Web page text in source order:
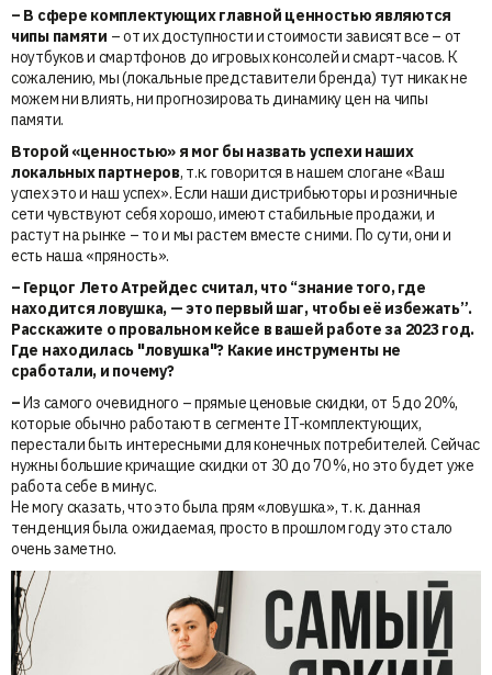
– В сфере комплектующих главной ценностью являются
чипы памяти – от их доступности и стоимости зависят все – от
ноутбуков и смартфонов до игровых консолей и смарт-часов. К
сожалению, мы (локальные представители бренда) тут никак не
можем ни влиять, ни прогнозировать динамику цен на чипы
памяти.
Второй «ценностью» я мог бы назвать успехи наших
локальных партнеров, т.к. говорится в нашем слогане «Ваш
успех это и наш успех». Если наши дистрибьюторы и розничные
сети чувствуют себя хорошо, имеют стабильные продажи, и
растут на рынке – то и мы растем вместе с ними. По сути, они и
есть наша «пряность».
– Герцог Лето Атрейдес считал, что “знание того, где
находится ловушка, — это первый шаг, чтобы её избежать”.
Расскажите о провальном кейсе в вашей работе за 2023 год.
Где находилась "ловушка"? Какие инструменты не
сработали, и почему?
–Из самого очевидного – прямые ценовые скидки, от 5 до 20%,
которые обычно работают в сегменте IT-комплектующих,
перестали быть интересными для конечных потребителей. Сейчас
нужны большие кричащие скидки от 30 до 70 %, но это будет уже
работа себе в минус.
Не могу сказать, что это была прям «ловушка», т. к. данная
тенденция была ожидаемая, просто в прошлом году это стало
очень заметно.